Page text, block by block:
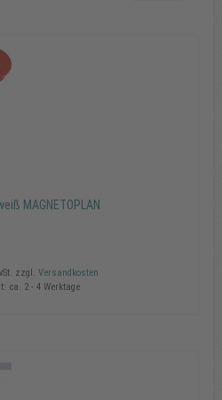
MAGNETOPLAN
MAGNETOPLAN
zzgl. Versandkosten
ca. 2 - 4 Werktage